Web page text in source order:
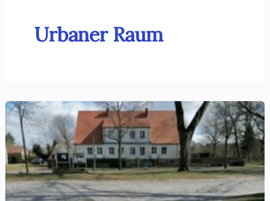
Urbaner Raum